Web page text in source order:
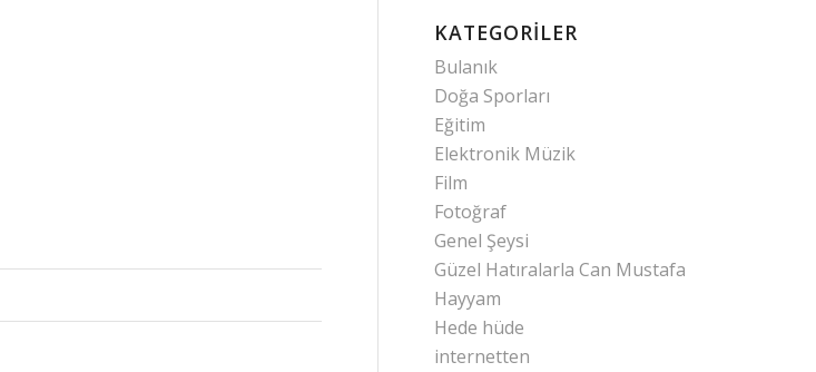
KATEGORILER
Bulanık
Doğa Sporları
Eğitim
Elektronik Müzik
Film
Fotoğraf
Genel Şeysi
Güzel Hatıralarla Can Mustafa
Hayyam
Hede hüde
internetten